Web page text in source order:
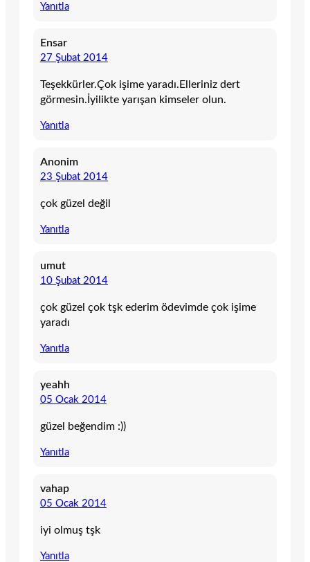
Yanıtla
Ensar
27 Şubat 2014
Teşekkürler.Çok işime yaradı.Elleriniz dert
görmesin.İyilikte yarışan kimseler olun.
Yanıtla
Anonim
23 Şubat 2014
çok güzel değil
Yanıtla
umut
10 Şubat 2014
çok güzel çok tşk ederim ödevimde çok işime
yaradı
Yanıtla
yeahh
05 Ocak 2014
güzel beğendim :))
Yanıtla
vahap
05 Ocak 2014
iyi olmuş tşk
Yanıtla